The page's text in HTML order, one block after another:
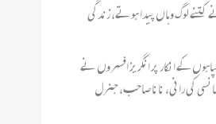
لوگ وہاں پیدا ہوتے، زندگی
سے ٹھکرا دیا جا تا ہے۔ 9 ؍ مئی 1857ء کو میرٹھ چھائونی میں پچاس دیسی سپاہوں کے انکار پر انگریز افسروں نے
کی رانی، نانا صاحب، جنرل